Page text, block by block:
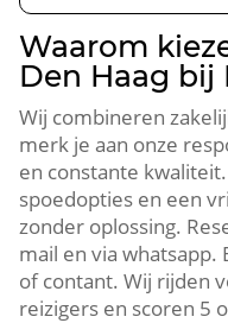
Waarom
Den Haag bij
Wij combineren
merk je aan onze
en constante
spoedopties en een
zonder oplossing.
mail en via
of contant. Wij rijden
reizigers en scoren 5